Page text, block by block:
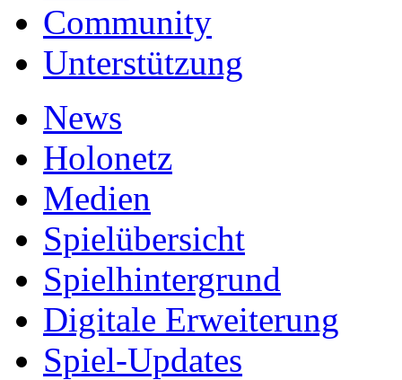
Community
Unterstützung
News
Holonetz
Medien
Spielübersicht
Spielhintergrund
Digitale Erweiterung
Spiel-Updates